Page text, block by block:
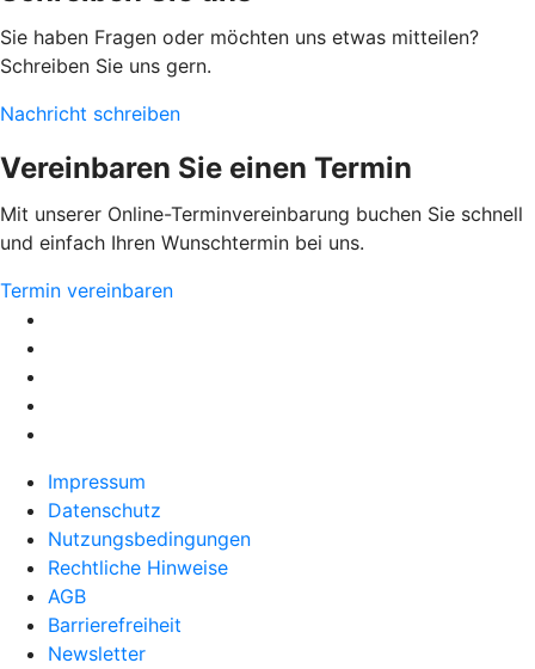
Sie haben Fragen oder möchten uns etwas mitteilen?
Schreiben Sie uns gern.
Nachricht schreiben
Vereinbaren Sie einen Termin
Mit unserer Online-Terminvereinbarung buchen Sie schnell
und einfach Ihren Wunschtermin bei uns.
Termin vereinbaren
Impressum
Datenschutz
Nutzungsbedingungen
Rechtliche Hinweise
AGB
Barrierefreiheit
Newsletter